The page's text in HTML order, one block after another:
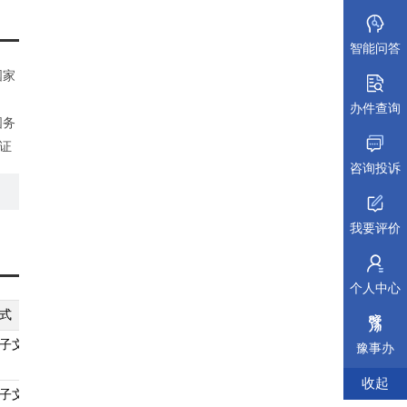
文件 查看依据
文件
智能问答
办件查询
咨询投诉
我要评价
个人中心
豫事办
收起